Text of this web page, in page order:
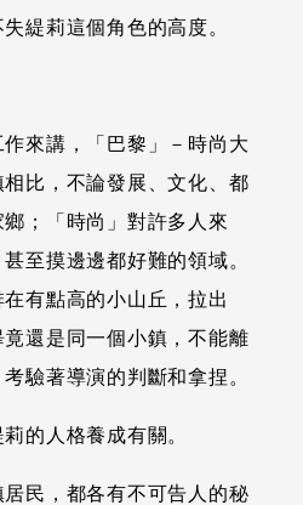
緹莉這個角色的高度。
來講，「巴黎」－時尚大
比，不論發展、文化、都
；「時尚」對許多人來
至摸邊邊都好難的領域。
有點高的小山丘，拉出
竟還是同一個小鎮，不能離
驗著導演的判斷和拿捏。
的人格養成有關。
民，都各有不可告人的秘